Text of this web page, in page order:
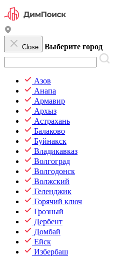
Close Выберите город
Азов
Анапа
Армавир
Архыз
Астрахань
Балаково
Буйнакск
Владикавказ
Волгоград
Волгодонск
Волжский
Геленджик
Горячий ключ
Грозный
Дербент
Домбай
Ейск
Избербаш